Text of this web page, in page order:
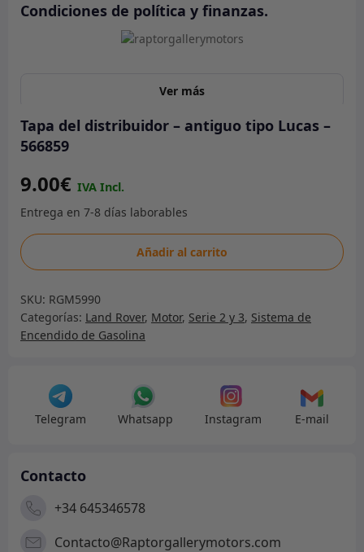
Condiciones de política y finanzas.
Ver más
Tapa del distribuidor – antiguo tipo Lucas –
566859
9.00€
Tapa
del
-
antiguo
tipo
566859
cantidad
Añadir al carrito
SKU: RGM5990
Categorías: Land Rover, Motor, Serie 2 y 3, Sistema de
Encendido de Gasolina
Telegram Whatsapp Instagram E-mail
Contacto
+34 645346578
Contacto@Raptorgallerymotors.com